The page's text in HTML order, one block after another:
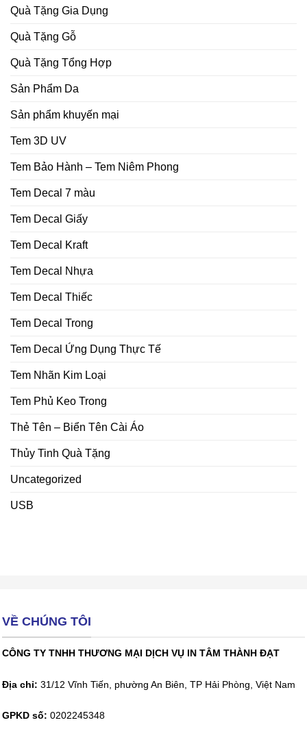
Quà Tặng Gia Dụng
Quà Tặng Gỗ
Quà Tặng Tổng Hợp
Sản Phẩm Da
Sản phẩm khuyến mại
Tem 3D UV
Tem Bảo Hành – Tem Niêm Phong
Tem Decal 7 màu
Tem Decal Giấy
Tem Decal Kraft
Tem Decal Nhựa
Tem Decal Thiếc
Tem Decal Trong
Tem Decal Ứng Dụng Thực Tế
Tem Nhãn Kim Loại
Tem Phủ Keo Trong
Thẻ Tên – Biển Tên Cài Áo
Thủy Tinh Quà Tặng
Uncategorized
USB
VỀ CHÚNG TÔI
CÔNG TY TNHH THƯƠNG MẠI DỊCH VỤ IN TÂM THÀNH ĐẠT
Địa chỉ: 31/12 Vĩnh Tiến, phường An Biên, TP Hải Phòng, Việt Nam
GPKD số: 0202245348